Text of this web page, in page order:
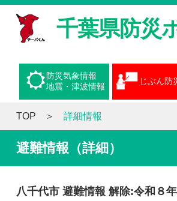
千葉県防災
防災気象情報
地震・津波情報
じぶん防
TOP 詳細情報
避難情報（詳細）
八千代市 避難情報 解除:令和８